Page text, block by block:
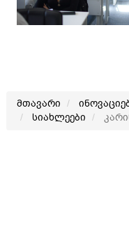
მთავარი
სიახლეები